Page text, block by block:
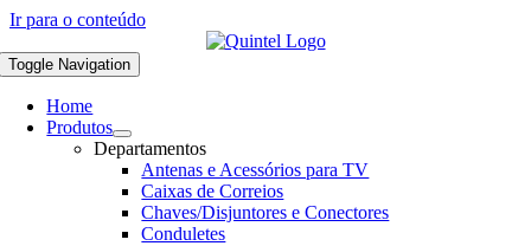
Ir para o conteúdo
Toggle Navigation
Home
Produtos
Departamentos
Antenas e Acessórios para TV
Caixas de Correios
Chaves/Disjuntores e Conectores
Conduletes